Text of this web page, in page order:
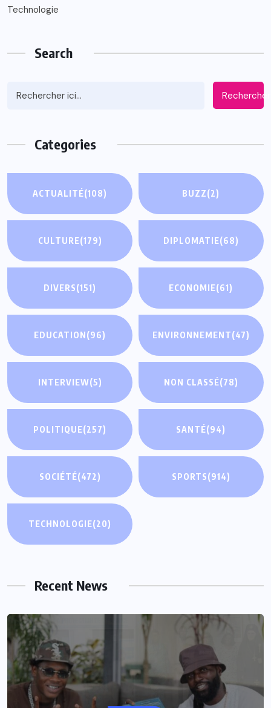
Technologie
Search
Rechercher
Categories
ACTUALITÉ(108) BUZZ(2)
CULTURE(179) DIPLOMATIE(68)
DIVERS(151) ECONOMIE(61)
EDUCATION (96) ENVIRONNEMENT(47)
INTERVIEW(5) NON CLASSÉ(78)
POLITIQUE(257) SANTÉ(94)
SOCIÉTÉ(472) SPORTS(914)
TECHNOLOGIE(20)
Recent News